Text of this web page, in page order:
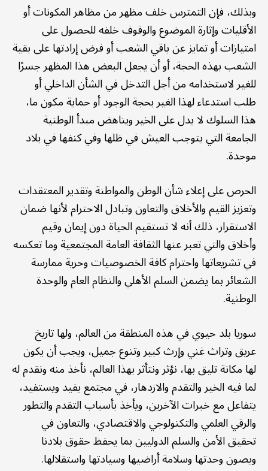
وبذلك، فإن التمترس خلف مظهر من مظاهر المكونات أو
الأقليات وإثارة الموضوع والوقوف خلفه للحصول على
امتيازات أو تمايز عن باقي الشعب أو فرض إرادتها على بقية
الشعب بهذه الحجة، أو أن يجعل البعض هذا المظهر جسرًا
للغير لاستخدامه من أجل التدخل في الشأن الداخلي أو
طلب استدعاء لهذا الغير بحجة الوجود أو حماية مكون ما،
هذا السلوك لا يدل على الخير ويناهض مبدأ الوطنية
الجامعة التي يتوجب العيش في ظلها وفي كنفها في بلاد
موحدة.
الحرص على إعلاء شأن الوطن والمواطنة وتقدير المعتقدات
وتعزيز القيم والأخلاق والتعاون وتبادل الاحترام لأنها ضمان
الاستقرار، ذلك أنه لا تستقيم الحياة دون إيمان وقيم
وأخلاق والتي تعبر عنها الثقافة العامة المجتمعية وما تعكسه
في تشريعاتها واحترام كافة الخصوصيات وحرية ممارسة
الشعائر بما يضمن السلم الأهلي والنظام العام والوحدة
الوطنية.
سوريا بلد حيوي في هذه المنطقة من العالم، ولها تاريخ
عريق وتراث غني وإرث كبير وتنوع جميل، ويجب أن يكون
لها مكانة تليق بها، نؤثر ونتأثر بهذا العالم، نأخذ منه ونقدم له
لما فيه الخير والتقدم والازدهار، في مجتمع يفيد ويستفيد،
يتفاعل مع خبرات الآخرين، ويأخذ بأسباب التقدم والتطور
والرقي العلمي والتكنولوجي والاقتصادي، والتعاون في
تحقيق الأمن والسلم الدوليين بما يحفظ حقوق بلادنا
ويصون وحدتها وسلامة أراضيها وسيادتها واستقلالها.